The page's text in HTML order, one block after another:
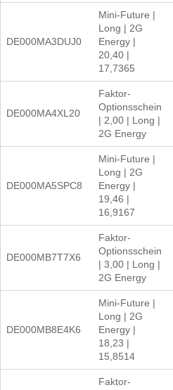
DE000MA3DUJ0
Mini-Future |
Long | 2G
Energy |
20,40 |
17,7365
DE000MA4XL20
Faktor-
Optionsschein
| 2,00 | Long |
2G Energy
DE000MA5SPC8
Mini-Future |
Long | 2G
Energy |
19,46 |
16,9167
DE000MB7T7X6
Faktor-
Optionsschein
| 3,00 | Long |
2G Energy
DE000MB8E4K6
Mini-Future |
Long | 2G
Energy |
18,23 |
15,8514
Faktor-